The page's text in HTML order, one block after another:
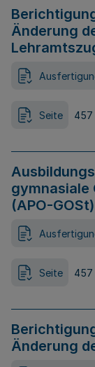
Änderung
Seite 457
gymnasiale
(APO-GOSt)
Seite 457
Änderung